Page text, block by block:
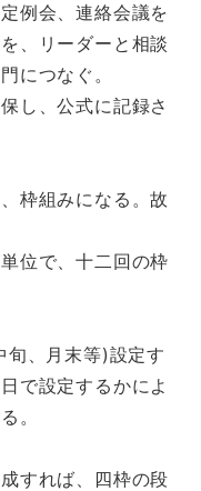
例会、連絡会議を
、リーダーと相談
につなぐ。
し、公式に記録さ
枠組みになる。故
位で、十二回の枠
旬、月末等)設定す
で設定するかによ
。
すれば、四枠の段